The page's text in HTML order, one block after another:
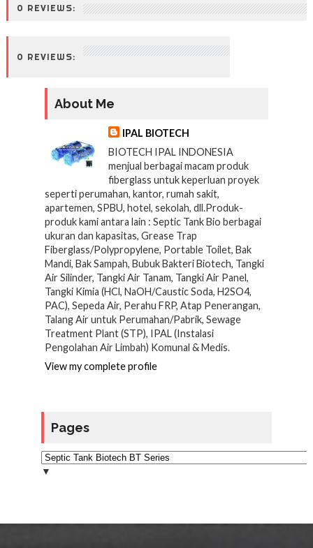
0 REVIEWS:
0 REVIEWS:
About Me
IPAL BIOTECH
BIOTECH IPAL INDONESIA
menjual berbagai macam produk
fiberglass untuk keperluan proyek
seperti perumahan, kantor, rumah sakit,
apartemen, SPBU, hotel, sekolah, dll.Produk-
produk kami antara lain : Septic Tank Bio berbagai
ukuran dan kapasitas, Grease Trap
Fiberglass/Polypropylene, Portable Toilet, Bak
Mandi, Bak Sampah, Bubuk Bakteri Biotech, Tangki
Air Silinder, Tangki Air Tanam, Tangki Air Panel,
Tangki Kimia (HCl, NaOH/Caustic Soda, H2SO4,
PAC), Sepeda Air, Perahu FRP, Atap Penerangan,
Talang Air untuk Perumahan/Pabrik, Sewage
Treatment Plant (STP), IPAL (Instalasi
Pengolahan Air Limbah) Komunal & Medis.
View my complete profile
Pages
▼